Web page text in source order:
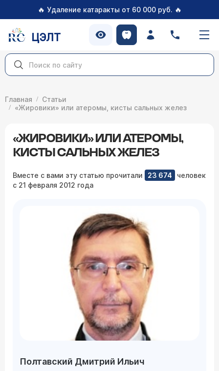
🔥 Удаление катаракты от 60 000 руб. 🔥
ЦЭЛТ
Главная
Статьи
«Жировики» или атеромы, кисты сальных желез
«ЖИРОВИКИ» ИЛИ АТЕРОМЫ,
КИСТЫ САЛЬНЫХ ЖЕЛЕЗ
Полтавский Дмитрий Ильич
Вместе с вами эту статью прочитали 23 674
человек
с 21 февраля 2012 года